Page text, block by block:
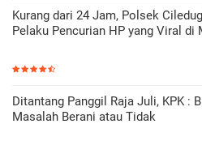
Kurang dari 24 Jam, Polsek
Pelaku Pencurian HP yang Viral di
Ditantang Panggil Raja Juli, KPK :
Masalah Berani atau Tidak